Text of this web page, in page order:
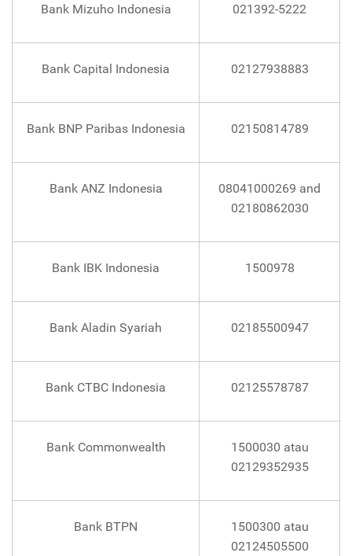
Bank Mizuho Indonesia 021392-5222
Bank Capital Indonesia 02127938883
Bank BNP Paribas Indonesia 02150814789
Bank ANZ Indonesia
08041000269 and
02180862030
Bank IBK Indonesia 1500978
Bank Aladin Syariah 02185500947
Bank CTBC Indonesia 02125578787
Bank Commonwealth
1500030 atau
02129352935
Bank BTPN
1500300 atau
02124505500